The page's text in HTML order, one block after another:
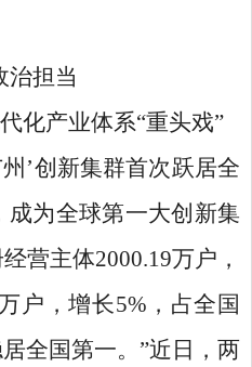
治担当
化产业体系“重头戏”
’创新集群首次跃居全
为全球第一大创新集
营主体2000.19万户，
户，增长5%，占全国
全国第一。”近日，两